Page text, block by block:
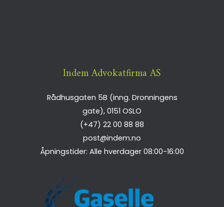
Indem Advokatfirma AS
Rådhusgaten 5B (inng. Dronningens
gate), 0151 OSLO
(+47) 22 00 88 88
post@indem.no
Åpningstider: Alle hverdager 08:00-16:00